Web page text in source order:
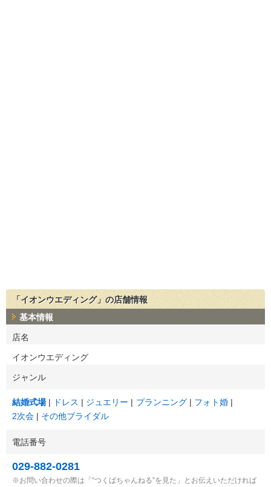
「イオンウエディング」の店舗情報
基本情報
店名
イオンウエディング
ジャンル
結婚式場 ドレス ジュエリー プランニング
フォト婚
2次会
その他ブライダル
電話番号
029-882-0281
お問い合わせの際は「“つくばちゃんねる”を見た」とお伝えいただければ